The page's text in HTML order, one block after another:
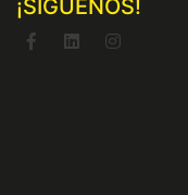
¡SÍGUENOS!